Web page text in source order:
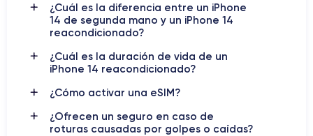
incluyen una pantalla Super Retina XDRmás brillante e
inmersiva, la nueva generación de chip
avanzado que eleva la fotografía móvil a nuevos niveles de
iPhone 14
abordar desafíos cruciales como la sostenibilidad ambiental y
¿Cuál es la diferencia entre un iPhone
14 de segunda mano y un iPhone 14
reacondicionado?
¿Cuál es la duración de vida de un
iPhone 14 reacondicionado?
¿Cómo activar una eSIM?
¿Ofrecen un seguro en caso de
roturas causadas por golpes o caídas?